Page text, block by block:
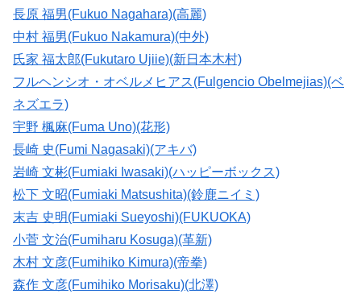
長原 福男(Fukuo Nagahara)(高麗)
中村 福男(Fukuo Nakamura)(中外)
氏家 福太郎(Fukutaro Ujiie)(新日本木村)
フルヘンシオ・オベルメヒアス(Fulgencio Obelmejias)(ベ
ネズエラ)
宇野 楓麻(Fuma Uno)(花形)
長崎 史(Fumi Nagasaki)(アキバ)
岩崎 文彬(Fumiaki Iwasaki)(ハッピーボックス)
松下 文昭(Fumiaki Matsushita)(鈴鹿ニイミ)
末吉 史明(Fumiaki Sueyoshi)(FUKUOKA)
小菅 文治(Fumiharu Kosuga)(革新)
木村 文彦(Fumihiko Kimura)(帝拳)
森作 文彦(Fumihiko Morisaku)(北澤)